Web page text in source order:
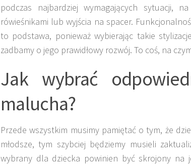
podczas najbardziej wymagających sytuacji,
rówieśnikami lub wyjścia na spacer.
to podstawa, ponieważ wybierając takie
zadbamy o jego prawidłowy rozwój. To coś, na
Jak wybrać
malucha?
Przede wszystkim musimy pamiętać o tym, że
młodsze, tym szybciej będziemy musieli
wybrany dla dziecka powinien być skrojony na